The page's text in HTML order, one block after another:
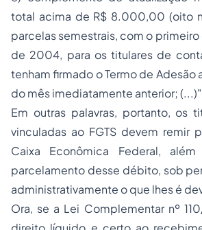
total acima de R$ 8.000,00 (oito
parcelas semestrais, com o
de 2004, para os titulares de
tenham firmado o Termo de Adesão
do mês imediatamente anterior; (...)"
Em outras palavras, portanto, os
vinculadas ao FGTS devem remir
Caixa Econômica Federal,
parcelamento desse débito, sob
administrativamente o que lhes é
Ora, se a Lei Complementar nº